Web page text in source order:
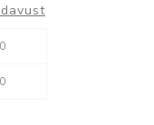
0
0